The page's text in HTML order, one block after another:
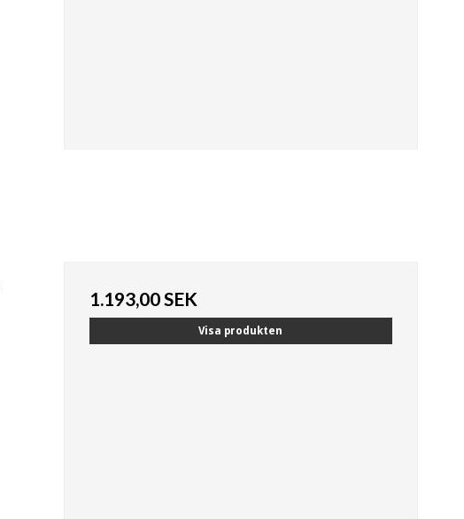
1.193,00 SEK
Visa produkten